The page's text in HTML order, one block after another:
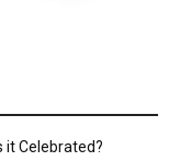
it Celebrated?